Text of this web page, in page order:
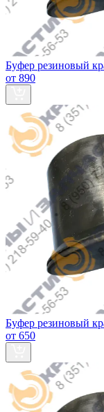
Буфер резиновый
от 890
Буфер резиновый
от 650